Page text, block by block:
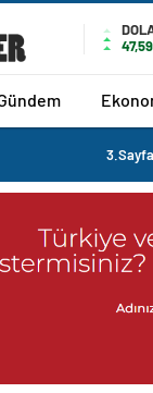
3.Sayfa